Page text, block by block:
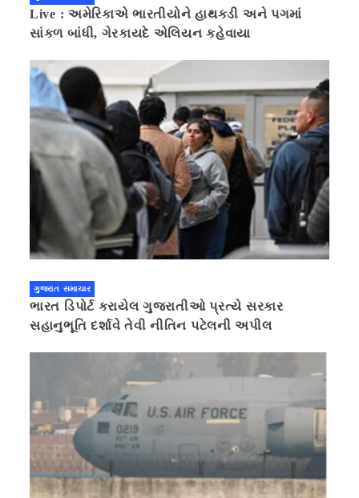
Live : અમેરિકાએ ભારતીયોને હાથકડી અને પગમાં
સાંકળ બાંધી, ગેરકાયદે એલિયન કહેવાયા
ગુજરાત સમાચાર
ભારત ડિપોર્ટ કરાયેલ ગુજરાતીઓ પ્રત્યે સરકાર
સહાનુભૂતિ દર્શાવે તેવી નીતિન પટેલની અપીલ